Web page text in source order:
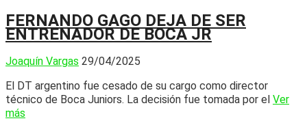
FERNANDO GAGO DEJA DE SER
ENTRENADOR DE BOCA JR
Joaquín Vargas 29/04/2025
El DT argentino fue cesado de su cargo como director
técnico de Boca Juniors. La decisión fue tomada por el Ver
más